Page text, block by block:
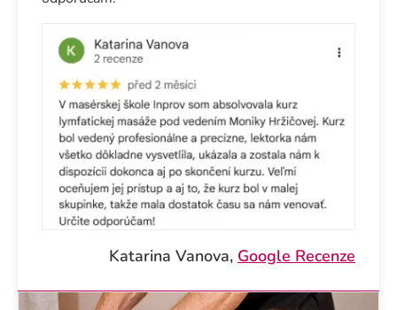
Katarina Vanova, Google Recenze